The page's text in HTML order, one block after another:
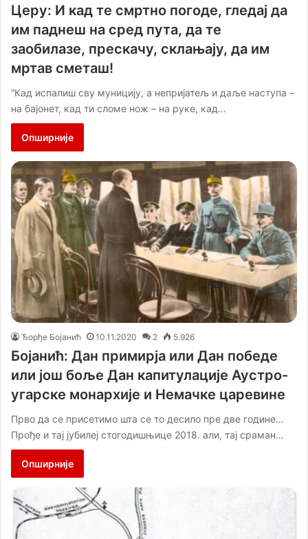
Церу: И кад те смртно погоде, гледај да
им паднеш на сред пута, да те
заобилазе, прескачу, склањају, да им
мртав сметаш!
“Кад испалиш сву муницију, а непријатељ и даље наступа –
на бајонет, кад ти сломе нож – на руке, кад…
Опширније
Ђорђе Бојанић 10.11.2020 2 5.926
Бојанић: Дан примирја или Дан победе
или још боље Дан капитулације Аустро-
угарске монархије и Немачке царевине
Прво да се присетимо шта се то десило пре две године…
Прође и тај јубилеј стогодишњице 2018. али, тај сраман…
Опширније